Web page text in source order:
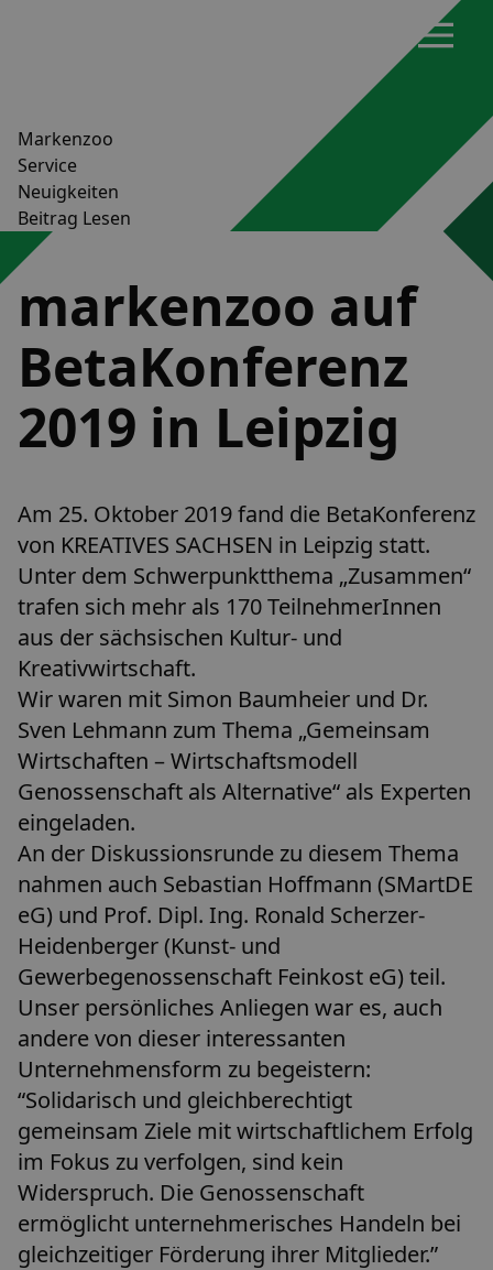
Markenzoo
Service
Neuigkeiten
Beitrag Lesen
markenzoo auf
BetaKonferenz
2019 in Leipzig
Am 25. Oktober 2019 fand die BetaKonferenz
von KREATIVES SACHSEN in Leipzig statt.
Unter dem Schwerpunktthema „Zusammen“
trafen sich mehr als 170 TeilnehmerInnen
aus der sächsischen Kultur- und
Kreativwirtschaft.
Wir waren mit Simon Baumheier und Dr.
Sven Lehmann zum Thema „Gemeinsam
Wirtschaften – Wirtschaftsmodell
Genossenschaft als Alternative“ als Experten
eingeladen.
An der Diskussionsrunde zu diesem Thema
nahmen auch Sebastian Hoffmann (SMartDE
eG) und Prof. Dipl. Ing. Ronald Scherzer-
Heidenberger (Kunst- und
Gewerbegenossenschaft Feinkost eG) teil.
Unser persönliches Anliegen war es, auch
andere von dieser interessanten
Unternehmensform zu begeistern:
“Solidarisch und gleichberechtigt
gemeinsam Ziele mit wirtschaftlichem Erfolg
im Fokus zu verfolgen, sind kein
Widerspruch. Die Genossenschaft
ermöglicht unternehmerisches Handeln bei
gleichzeitiger Förderung ihrer Mitglieder.”